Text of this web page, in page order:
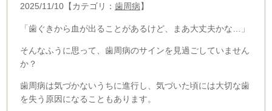
2025/11/10【カテゴリ： 歯周病】
「歯ぐきから血が出ることがあるけど、まあ大丈夫かな…」
そんなふうに思って、歯周病のサインを見過ごしていません
か？
歯周病は気づかないうちに進行し、気づいた頃には大切な歯
を失う原因になることもあります。